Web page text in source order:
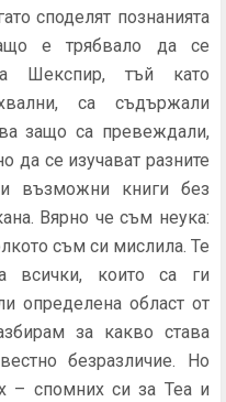
споделят познанията
е трябвало да се
Шекспир, тъй като
са съдържали
защо са превеждали,
да се изучават разните
възможни книги без
Вярно че съм неука:
съм си мислила. Те
всички, които са ги
определена област от
за какво става
безразличие. Но
– спомних си за Теа и